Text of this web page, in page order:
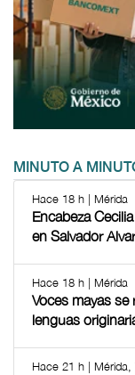
MINUTO A
Hace 18 h | Mérida
Encabeza
en Salvador
Hace 18 h | Mérida
Voces mayas se
lenguas
Hace 21 h | Mérida,